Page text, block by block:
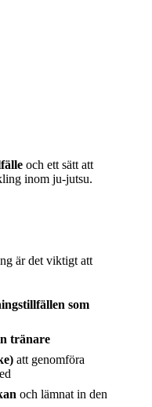
och ett sätt att
inom ju-jutsu.
är det viktigt att
som
tränare
att genomföra
och lämnat in den